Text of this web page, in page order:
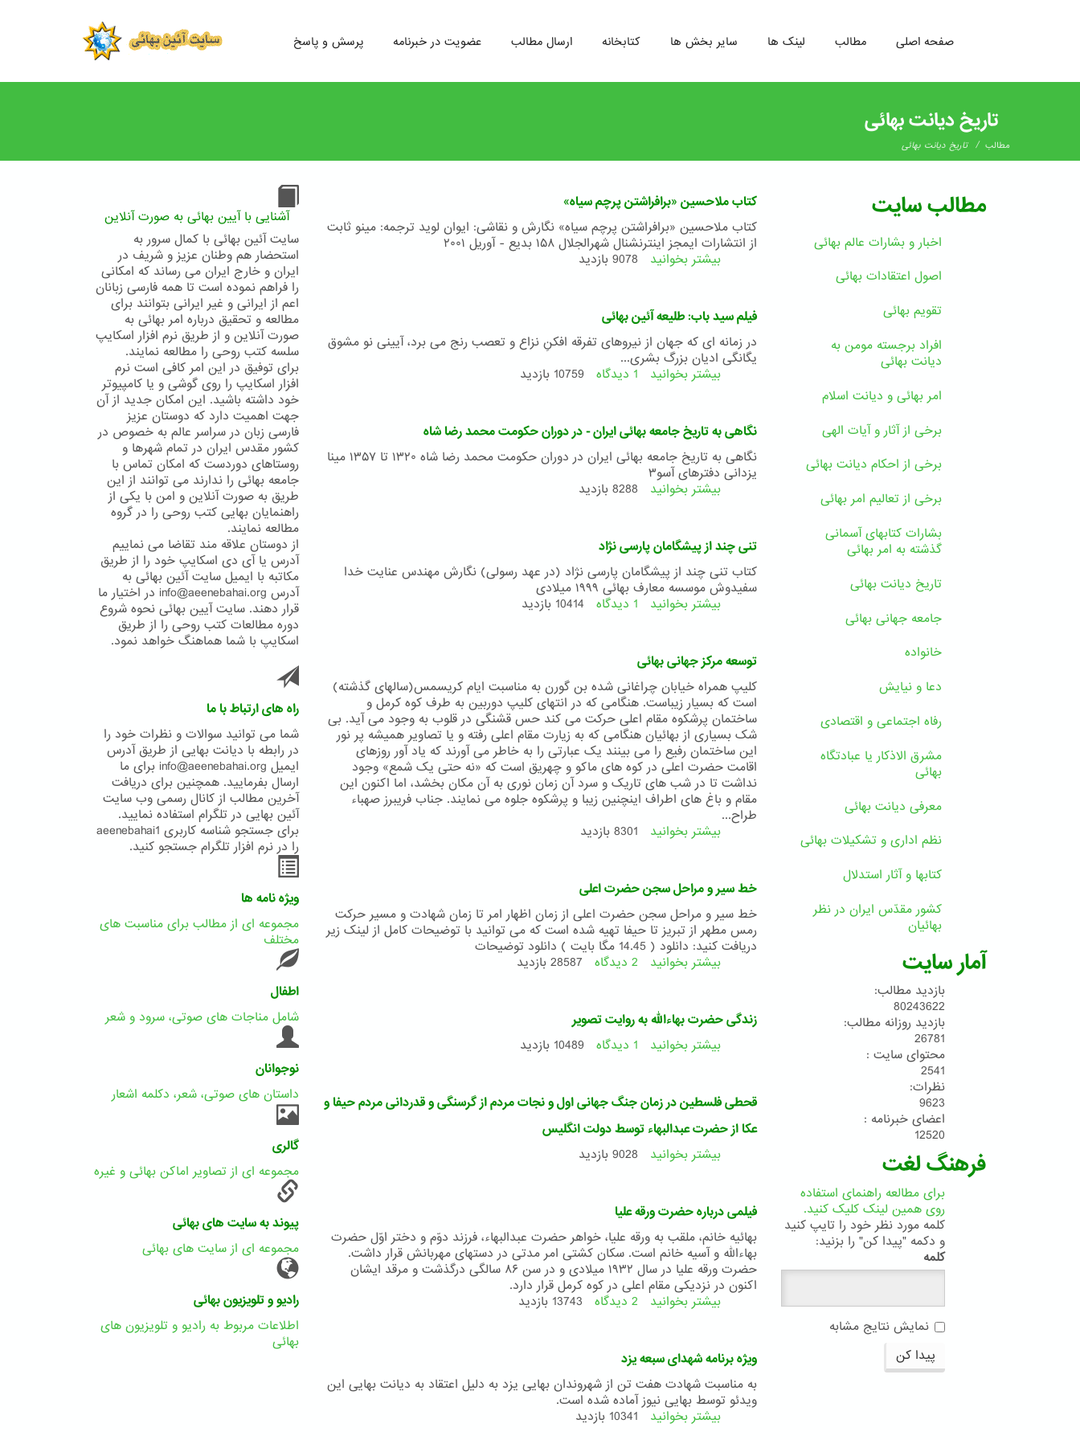
رفتن
پرسش و پاسخ عضویت در خبرنامه ارسال مطالب کتابخانه سایر بخش ها لینک ها مطالب صفحه اصلی
تاریخ دیانت بهائی
مطالب / تاریخ دیانت بهائی
کتاب ملاحسین «برافراشتن پرچم سیاه»
کتاب ملاحسین «برافراشتن پرچم سیاه» نگارش و نقاشی: ایوان لوید ترجمه: مینو ثابت
از انتشارات ایمجز اینترنشنال شهرالجلال ۱۵۸ بدیع - آوریل ۲۰۰۱
بیشتر بخوانید درباره
«برافراشتن
پرچم
سیاه»
9078 بازدید
فیلم سید باب: طلیعه آئین بهائی
در زمانه ای که جهان از نیروهای تفرقه افکنِ نزاع و تعصب رنج می برد، آیینی نو مشوق
یگانگی ادیان بزرگ بشری...
بیشتر بخوانید درباره
باب:
طلیعه
آئین
بهائی
1 دیدگاه 10759 بازدید
نگاهی به تاریخ جامعه بهائی ایران - در دوران حکومت محمد رضا شاه
نگاهی به تاریخ جامعه بهائی ایران در دوران حکومت محمد رضا شاه ۱۳۲۰ تا ۱۳۵۷ مینا
یزدانی دفترهای آسو۳
بیشتر بخوانید درباره
تاریخ
جامعه
بهائی
ایران
-
محمد
رضا
شاه
8288 بازدید
تنی چند از پیشگامان پارسی نژاد
کتاب تنی چند از پیشگامان پارسی نژاد (در عهد رسولی) نگارش مهندس عنایت خدا
سفیدوش موسسه معارف بهائی ۱۹۹۹ میلادی
بیشتر بخوانید درباره
از
پیشگامان
پارسی
نژاد
1 دیدگاه 10414 بازدید
توسعه مرکز جهانی بهائی
کلیپ همراه خیابان چراغانی شده بن گورن به مناسبت ایام کریسمس(سالهای گذشته)
است که بسیار زیباست. هنگامی که در انتهای کلیپ دوربین به طرف کوه کرمل و
ساختمان پرشکوه مقام اعلی حرکت می کند حس قشنگی در قلوب به وجود می آید. بی
شک بسیاری از بهائیان هنگامی که به زیارت مقام اعلی رفته و یا تصاویر همیشه پر نور
این ساختمان رفیع را می بینند یک عبارتی را به خاطر می آورند که یاد آور روزهای
اقامت حضرت اعلی در کوه های ماکو و چهریق است که «نه حتی یک شمع» وجود
نداشت تا در شب های تاریک و سرد آن زمان نوری به آن مکان بخشد، اما اکنون این
مقام و باغ های اطراف اینچنین زیبا و پرشکوه جلوه می نمایند. جناب فریبرز صهباء
طراح...
بیشتر بخوانید درباره
جهانی
بهائی
8301 بازدید
خط سیر و مراحل سجن حضرت اعلی
خط سیر و مراحل سجن حضرت اعلی از زمان اظهار امر تا زمان شهادت و مسیر حرکت
رمس مطهر از تبریز تا حیفا تهیه شده است که می توانید با توضیحات کامل از لینک زیر
دریافت کنید: دانلود ( 14.45 مگا بایت ) دانلود توضیحات
بیشتر بخوانید درباره
مراحل
سجن
2 دیدگاه 28587 بازدید
زندگی حضرت بهاءالله به روایت تصویر
بیشتر بخوانید درباره
بهاءالله
به
روایت
تصویر
1 دیدگاه 10489 بازدید
قحطی فلسطین در زمان جنگ جهانی اول و نجات مردم از گرسنگی و قدردانی مردم حیفا و
عکا از حضرت عبدالبهاء توسط دولت انگلیس
بیشتر بخوانید درباره
در
زمان
جنگ
جهانی
اول
و
نجات
و
قدردانی
مردم
حیفا
9028 بازدید
فیلمی درباره حضرت ورقه علیا
بهائیه خانم، ملقب به ورقه علیا، خواهر حضرت عبدالبهاء، فرزند دوّم و دختر اوّل حضرت
بهاءالله و آسیه خانم است. سکان کشتی امر مدتی در دستهای مهربانش قرار داشت.
حضرت ورقه علیا در سال ۱۹۳۲ میلادی و در سن ۸۶ سالگی درگذشت و مرقد ایشان
اکنون در نزدیکی مقام اعلی در کوه کرمل قرار دارد.
بیشتر بخوانید درباره
حضرت
ورقه
علیا
2 دیدگاه 13743 بازدید
ویژه برنامه شهدای سبعه یزد
به مناسبت شهادت هفت تن از شهروندان بهایی یزد به دلیل اعتقاد به دیانت بهایی این
ویدئو توسط بهایی نیوز آماده شده است.
بیشتر بخوانید درباره
10341 بازدید
آشنایی با آیین بهائی به صورت آنلاین
سایت آئین بهائی با کمال سرور به
استحضار هم وطنان عزیز و شریف در
ایران و خارج ایران می رساند که امکانی
را فراهم نموده است تا همه فارسی زبانان
اعم از ایرانی و غیر ایرانی بتوانند برای
مطالعه و تحقیق درباره امر بهائی به
صورت آنلاین و از طریق نرم افزار اسکایپ
سلسه کتب روحی را مطالعه نمایند.
برای توفیق در این امر کافی است نرم
افزار اسکایپ را روی گوشی و یا کامپیوتر
خود داشته باشید. این امکان جدید از آن
جهت اهمیت دارد که دوستان عزیز
فارسی زبان در سراسر عالم به خصوص در
کشور مقدس ایران در تمام شهرها و
روستاهای دوردست که امکان تماس با
جامعه بهائی را ندارند می توانند از این
طریق به صورت آنلاین و امن با یکی از
راهنمایان بهایی کتب روحی را در گروه
مطالعه نمایند.
از دوستان علاقه مند تقاضا می نماییم
آدرس یا آی دی اسکایپ خود را از طریق
مکاتبه با ایمیل سایت آئین بهائی به
آدرس info@aeenebahai.org در اختیار ما
قرار دهند. سایت آیین بهائی نحوه شروع
دوره مطالعات کتب روحی را از طریق
اسکایپ با شما هماهنگ خواهد نمود.
راه های ارتباط با ما
شما می توانید سوالات و نظرات خود را
در رابطه با دیانت بهایی از طریق آدرس
ایمیل info@aeenebahai.org برای ما
ارسال بفرمایید. همچنین برای دریافت
آخرین مطالب از کانال رسمی وب سایت
آئین بهایی در تلگرام استفاده نمایید.
برای جستجو شناسه کاربری aeenebahai1
را در نرم افزار تلگرام جستجو کنید.
ویژه نامه ها
مجموعه ای از مطالب برای مناسبت های
مختلف
اطفال
شامل مناجات های صوتی، سرود و شعر
نوجوانان
داستان های صوتی، شعر، دکلمه اشعار
گالری
مجموعه ای از تصاویر اماکن بهائی و غیره
پیوند به سایت های بهائی
مجموعه ای از سایت های بهائی
رادیو و تلویزیون بهائی
اطلاعات مربوط به رادیو و تلویزیون های
بهائی
مطالب سایت
اخبار و بشارات عالم بهائى
اصول اعتقادات بهائی
تقویم بهائی
افراد برجسته مومن به
دیانت بهائی
امر بهائی و دیانت اسلام
برخی از آثار و آیات الهی
برخی از احکام دیانت بهائی
برخی از تعالیم امر بهائی
بشارات کتابهای آسمانی
گذشته به امر بهائی
تاریخ دیانت بهائی
جامعه جهانی بهائی
خانواده
دعا و نیایش
رفاه اجتماعی و اقتصادی
مشرق الاذکار یا عبادتگاه
بهائی
معرفی دیانت بهائی
نظم اداری و تشکیلات بهائی
کتابها و آثار استدلال
کشور مقدّس ایران در نظر
بهائیان
آمار سایت
بازدید مطالب:
80243622
بازدید روزانه مطالب:
26781
محتوای سایت :
2541
نظرات:
9623
اعضای خبرنامه :
12520
فرهنگ لغت
برای مطالعه راهنمای استفاده
روی همین لینک کلیک کنید.
کلمه مورد نظر خود را تایپ کنید
و دکمه "پیدا کن" را بزنید:
کلمه
نمایش نتایج مشابه
پیدا کن